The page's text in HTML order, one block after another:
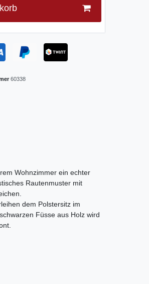
60338
Wohnzimmer ein echter
Rautenmuster mit
dem Polstersitz im
Füsse aus Holz wird